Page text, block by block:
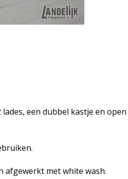
een dubbel kastje en open
afgewerkt met white wash.